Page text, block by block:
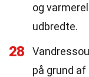
og
udbredte.
28
på grund